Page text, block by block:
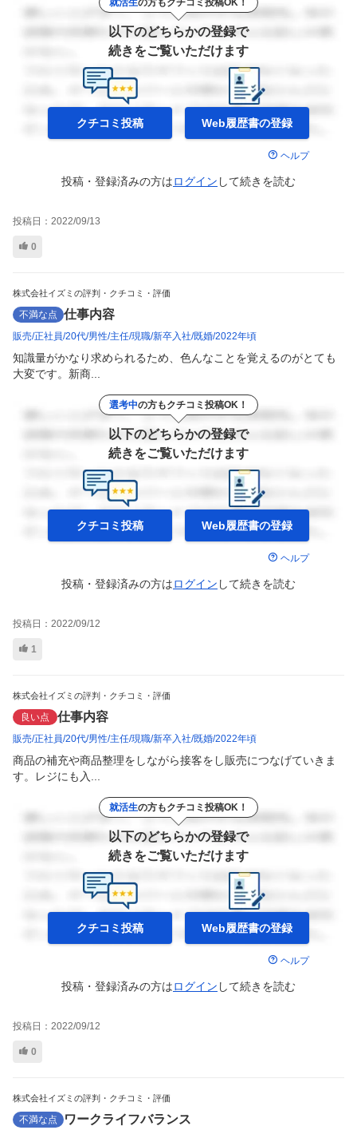
以下のどちらかの登録で
続きをご覧いただけます
クチコミ投稿 Web履歴書の登録
ヘルプ
投稿・登録済みの方はログイン して続きを読む
投稿日： 2022/09/13
0
株式会社イズミの評判・クチコミ・評価
不満な点 仕事内容
販売 正社員 20代 男性 主任 現職 新卒入社 既婚 2022年頃
知識量がかなり求められるため、色んなことを覚えるのがとても
大変です。新商...
選考中の方もクチコミ投稿OK！
以下のどちらかの登録で
続きをご覧いただけます
クチコミ投稿 Web履歴書の登録
ヘルプ
投稿・登録済みの方はログイン して続きを読む
投稿日： 2022/09/12
1
株式会社イズミの評判・クチコミ・評価
良い点 仕事内容
販売 正社員 20代 男性 主任 現職 新卒入社 既婚 2022年頃
商品の補充や商品整理をしながら接客をし販売につなげていきま
す。レジにも入...
就活生の方もクチコミ投稿OK！
以下のどちらかの登録で
続きをご覧いただけます
クチコミ投稿 Web履歴書の登録
ヘルプ
投稿・登録済みの方はログイン して続きを読む
投稿日： 2022/09/12
0
株式会社イズミの評判・クチコミ・評価
不満な点 ワークライフバランス